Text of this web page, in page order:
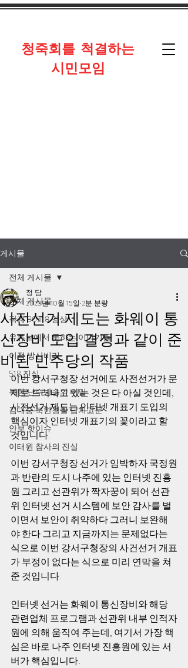
​청죽회를 척결하는
시민모임
게시물
전체 게시물
작계 80518 영상
유튜브에서 못하는 이야기들
이적 방산비리
518 진실
북한 난수방송의 비밀
김대중 북한경찰 납치고문
안보 핫이슈
이태원 참사의 진실
전체 게시물
사전선거 제도는 화웨이 통
신장비 도입 결정과 같이 준
비된 민주당의 작품
정 담
2023년 10월 15일 2분 분량
이번 강서구청장 선거에도 사전선거가 문
제로 드러나고 있는 것은 다 아실 것인데,
사전선거 제도는 인터넷 개표기 도입의
핵심이자 인터넷 개표기의 꽃이라고 할
것입니다.
이번 강서구청장 선거가 임박하자 국정원
과 반란의 도시 나주에 있는 인터넷 진흥
원 그리고 선관위가 짝자꿍이 되어 선관
위 인터넷 선거 시스템에 보안 감사를 벌
이면서 보안이 취약하다 그러니 보완해
야 한다 그리고 지금까지는 문제없다는
식으로 이번 강서구청장의 사건선거 개표
가 부정이 없다는 식으로 미리 연막을 쳐
준 것입니다.
인터넷 선거는 화웨이 통신장비와 해당
관련업체 프로그램과 선관위 내부 인적자
원에 의해 움직여 주는데, 여기서 가장 핵
심은 바로 나주 인터넷 진흥원에 있는 서
버가 핵심입니다.